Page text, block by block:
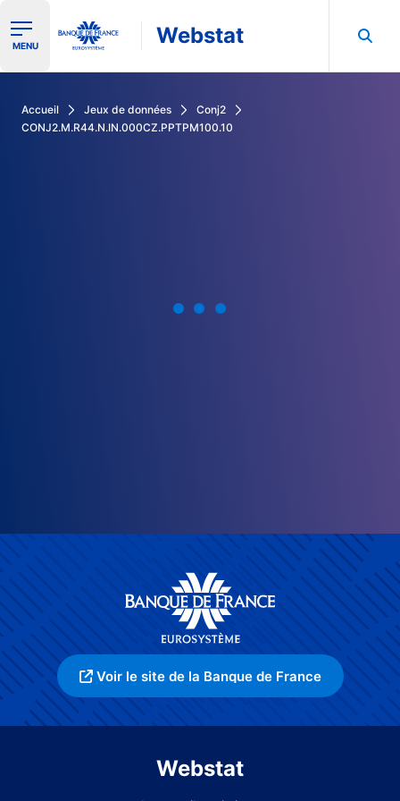
Ouvrir le menu de navigation
MENU Webstat
Accueil Jeux de données
Conj2
CONJ2.M.R44.N.IN.000CZ.PPTPM100.10
Voir le site de la Banque de France
Webstat